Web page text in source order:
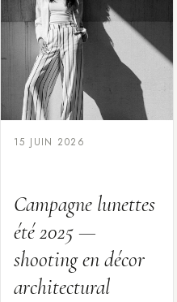
15 JUIN 2026
Campagne lunettes
été 2025 —
shooting en décor
architectural